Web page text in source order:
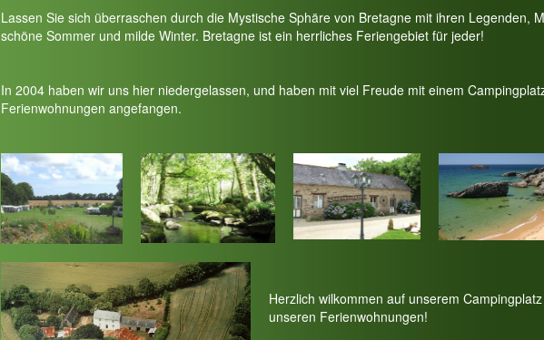
Lassen Sie sich überraschen durch die Mystische Sphäre von Bretagne mit ihren Legenden,
schöne Sommer und milde Winter. Bretagne ist ein herrliches Feriengebiet für jeder!
In 2004 haben wir uns hier niedergelassen, und haben mit viel Freude mit einem
Ferienwohnungen angefangen.
Herzlich wilkommen auf unserem
unseren Ferienwohnungen!